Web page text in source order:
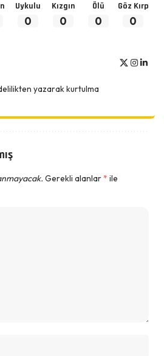
Uykulu
0
Kızgın
0
Ölü
0
Göz Kırp
0
yazarak kurtulma
Gerekli alanlar* ile